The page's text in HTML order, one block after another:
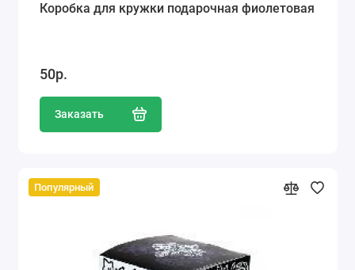
Коробка для кружки подарочная фиолетовая
50р.
Заказать
Популярный